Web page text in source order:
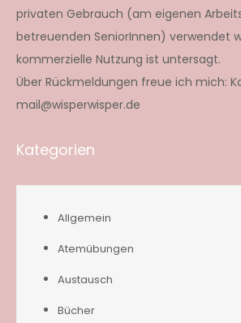
privaten Gebrauch (am eigenen
betreuenden SeniorInnen) verwendet
kommerzielle Nutzung ist untersagt.
Über Rückmeldungen freue ich mich:
mail@wisperwisper.de
Kategorien
Allgemein
Atemübungen
Austausch
Bücher